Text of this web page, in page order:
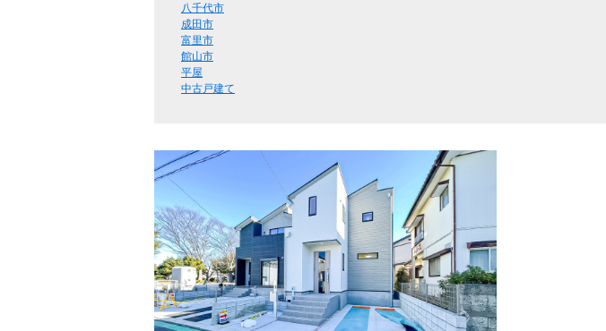
八千代市
成田市
富里市
館山市
平屋
中古戸建て